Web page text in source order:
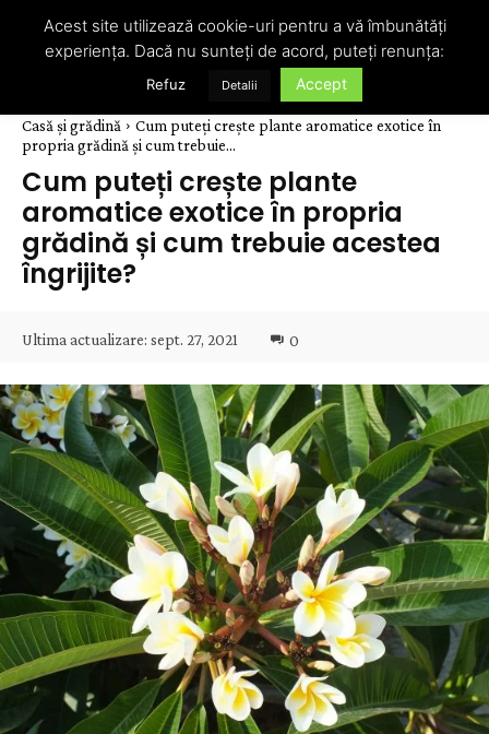
Casă și grădină
Cum puteți crește plante aromatice exotice în
propria grădină și cum trebuie...
Cum puteți crește plante
aromatice exotice în propria
grădină și cum trebuie acestea
îngrijite?
Ultima actualizare: sept. 27, 2021 0
Acest site utilizează cookie-uri pentru a vă îmbunătăți
experiența. Dacă nu sunteți de acord, puteți renunța:
Refuz Detalii Accept